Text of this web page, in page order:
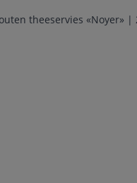
theeservies «Noyer» |